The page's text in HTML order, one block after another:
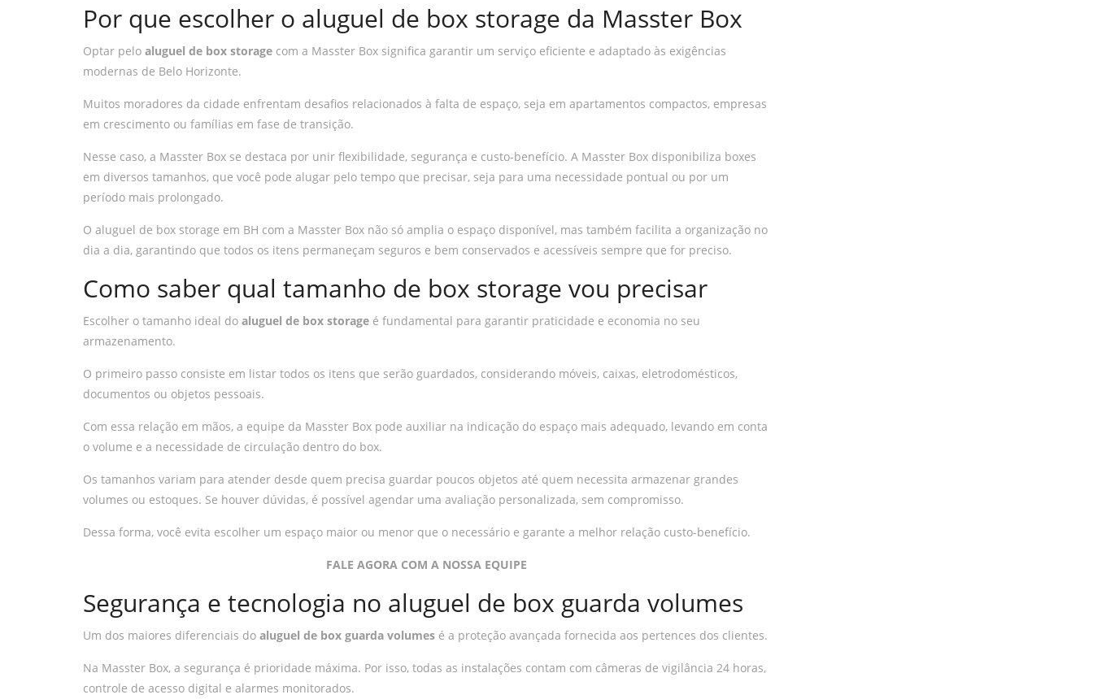
Por que escolher o aluguel de box storage da Masster Box
Optar pelo aluguel de box storage com a Masster Box significa garantir um serviço eficiente e adaptado às exigências
modernas de Belo Horizonte.
Muitos moradores da cidade enfrentam desafios relacionados à falta de espaço, seja em apartamentos compactos, empresas
em crescimento ou famílias em fase de transição.
Nesse caso, a Masster Box se destaca por unir flexibilidade, segurança e custo-benefício. A Masster Box disponibiliza boxes
em diversos tamanhos, que você pode alugar pelo tempo que precisar, seja para uma necessidade pontual ou por um
período mais prolongado.
O aluguel de box storage em BH com a Masster Box não só amplia o espaço disponível, mas também facilita a organização no
dia a dia, garantindo que todos os itens permaneçam seguros e bem conservados e acessíveis sempre que for preciso.
Como saber qual tamanho de box storage vou precisar
Escolher o tamanho ideal do aluguel de box storage é fundamental para garantir praticidade e economia no seu
armazenamento.
O primeiro passo consiste em listar todos os itens que serão guardados, considerando móveis, caixas, eletrodomésticos,
documentos ou objetos pessoais.
Com essa relação em mãos, a equipe da Masster Box pode auxiliar na indicação do espaço mais adequado, levando em conta
o volume e a necessidade de circulação dentro do box.
Os tamanhos variam para atender desde quem precisa guardar poucos objetos até quem necessita armazenar grandes
volumes ou estoques. Se houver dúvidas, é possível agendar uma avaliação personalizada, sem compromisso.
Dessa forma, você evita escolher um espaço maior ou menor que o necessário e garante a melhor relação custo-benefício.
FALE AGORA COM A NOSSA EQUIPE
Segurança e tecnologia no aluguel de box guarda volumes
Um dos maiores diferenciais do aluguel de box guarda volumes é a proteção avançada fornecida aos pertences dos clientes.
Na Masster Box, a segurança é prioridade máxima. Por isso, todas as instalações contam com câmeras de vigilância 24 horas,
controle de acesso digital e alarmes monitorados.